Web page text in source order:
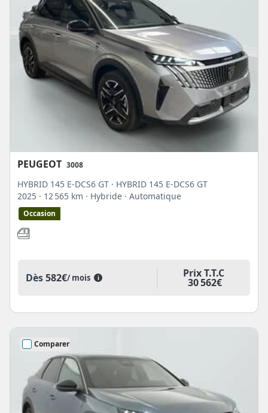
PEUGEOT 3008
HYBRID 145 E-DCS6 GT · HYBRID 145 E-DCS6 GT
2025 · 12 565 km · Hybride · Automatique
Occasion
Dès582€/ mois i Prix T.T.C
30 562€
Comparer